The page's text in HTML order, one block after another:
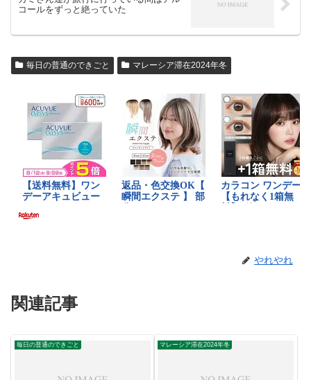
コールをずっと絶っていた
毎日の普通のできごと マレーシア滞在2024年冬
やれやれ
関連記事
毎日の普通のできごと マレーシア滞在2024年冬